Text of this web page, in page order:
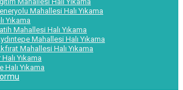
Mahallesi Halı Yıkama
Yıkama
Mahallesi Halı Yıkama
Mahallesi Halı Yıkama
Mahallesi Halı Yıkama
Yıkama
Halı Yıkama